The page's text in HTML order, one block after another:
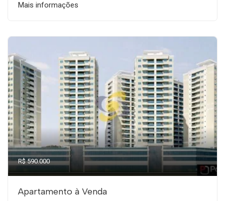
Mais informações
R$ 590.000
Apartamento à Venda